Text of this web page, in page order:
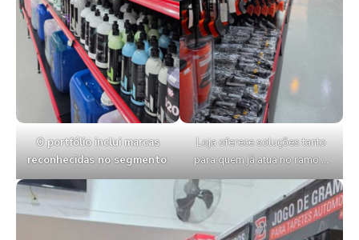
O portfólio inclui marcas
reconhecidas no segmento.
Loja oferece soluções tanto
para quem já atua no ramo …